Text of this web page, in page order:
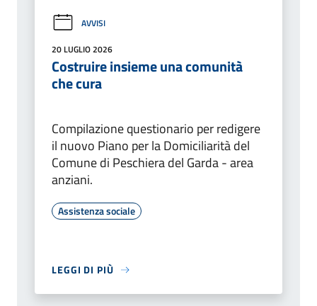
AVVISI
20 LUGLIO 2026
Costruire insieme una comunità
che cura
Compilazione questionario per redigere
il nuovo Piano per la Domiciliarità del
Comune di Peschiera del Garda - area
anziani.
Assistenza sociale
LEGGI DI PIÙ